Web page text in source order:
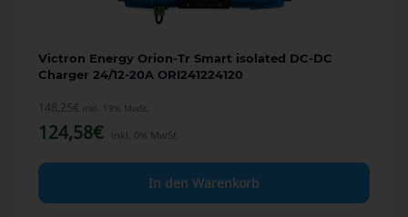
Victron Energy Orion-Tr Smart isolated DC-DC
Charger 24/12-20A ORI241224120
148,25€ inkl. 19% MwSt.
124,58€ inkl. 0% MwSt.
In den Warenkorb